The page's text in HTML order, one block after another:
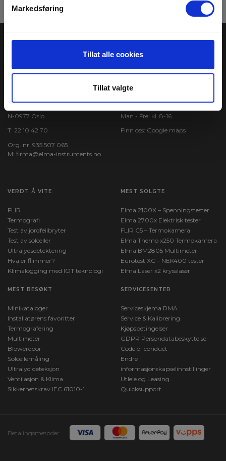
Markedsføring
Tillat alle cookies
Tillat valgte
abonnementet på nyhetsbrevet via en link i nyhetsmailen.
N-0977 Oslo
T: 22 10 42 70
Org. nr. 935 507 065
M: firma@elma-instruments.no​
BESØK OSS
Man - Fre: kl. 8-16
Finn oss: Google maps
VERDT Å VITE
FLIR
Termografi
Test av jordfeilbryter
Test av solceller
Ultralydsdetektering
Hva er flimmer?
Klimalogging med IOT teknologi
MEST SOLGTE
Elma 2100X – Spenningstester
Elma 2700x Elektrisk tester
FLIR C5 – Termokamera
Elma Themo x250 Termokamera
Elma BM2805 Multimeter
Eurotest XC – NEK400 tester
Elma Laser x2 krysslaser
MEST BESØKT
Minikataloger
Installatørens favoritter
Termografering
Multimeter
Blowerdoor
Solcellemåling
Ultralyd deteksjon
Ventilasjon & Klima
Sikkerhetskrav IEC 61010-1
SERVICESENTER
Serviceskjema RMA
Service & Kalibrering
Kjøpsbetingelser
GDPR Persondatabeskyttelse
Code of conduct
Endre
informasjonskapselinnstillinger
Utleie og Leasing
Quicksupport
Betalingsmetoder